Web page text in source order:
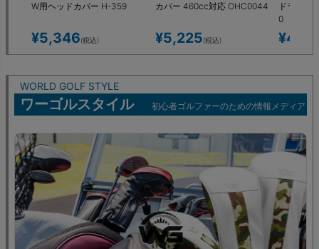
W用ヘッドカバー H-359
¥5,346(税込)
カバー 460cc対応 OHC0044
¥5,225(税込)
ドライバ
0 【IR】
¥
WORLD GOLF STYLE
ワーゴルスタイル 初心者ゴルファーのための情報メディア